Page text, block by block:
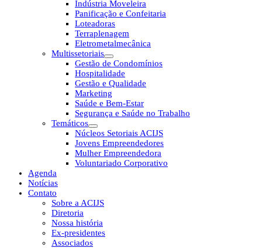
Indústria Moveleira
Panificação e Confeitaria
Loteadoras
Terraplenagem
Eletrometalmecânica
Multissetoriais
Gestão de Condomínios
Hospitalidade
Gestão e Qualidade
Marketing
Saúde e Bem-Estar
Segurança e Saúde no Trabalho
Temáticos
Núcleos Setoriais ACIJS
Jovens Empreendedores
Mulher Empreendedora
Voluntariado Corporativo
Agenda
Notícias
Contato
Sobre a ACIJS
Diretoria
Nossa história
Ex-presidentes
Associados